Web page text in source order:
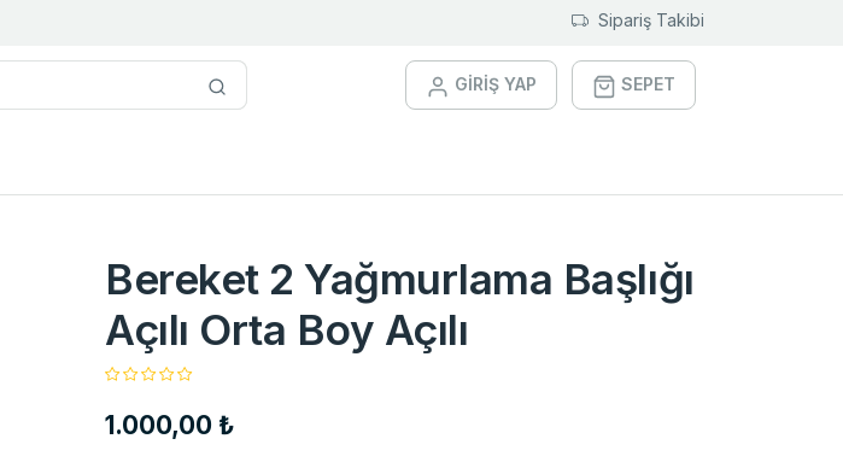
Sipariş Takibi
GİRİŞ YAP SEPET
Bereket 2 Yağmurlama Başlığı
Açılı Orta Boy Açılı
1.000,00 ₺